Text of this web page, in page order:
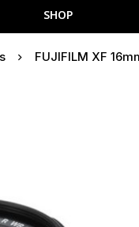
SHOP
FUJIFILM XF